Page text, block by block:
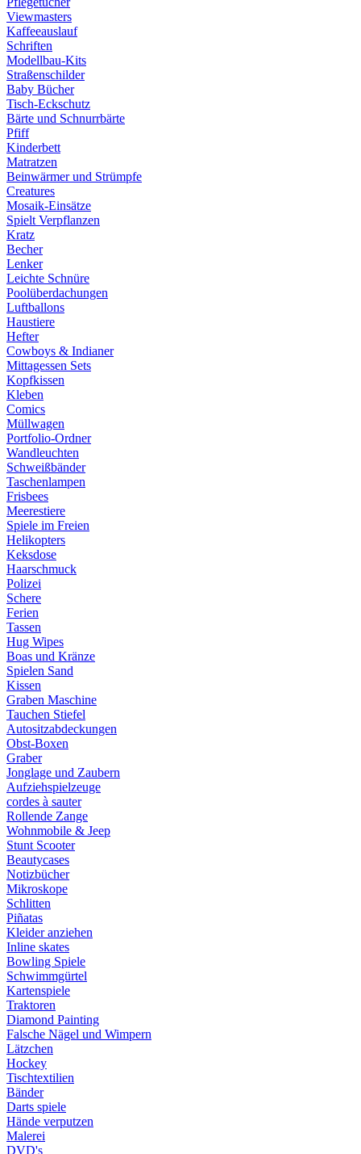
Viewmasters
Kaffeeauslauf
Schriften
Modellbau-Kits
Straßenschilder
Baby Bücher
Tisch-Eckschutz
Bärte und Schnurrbärte
Pfiff
Kinderbett
Matratzen
Beinwärmer und Strümpfe
Creatures
Mosaik-Einsätze
Spielt Verpflanzen
Kratz
Becher
Lenker
Leichte Schnüre
Poolüberdachungen
Luftballons
Haustiere
Hefter
Cowboys & Indianer
Mittagessen Sets
Kopfkissen
Kleben
Comics
Müllwagen
Portfolio-Ordner
Wandleuchten
Schweißbänder
Taschenlampen
Frisbees
Meerestiere
Spiele im Freien
Helikopters
Keksdose
Haarschmuck
Polizei
Schere
Ferien
Tassen
Hug Wipes
Boas und Kränze
Spielen Sand
Kissen
Graben Maschine
Tauchen Stiefel
Autositzabdeckungen
Obst-Boxen
Graber
Jonglage und Zaubern
Aufziehspielzeuge
cordes à sauter
Rollende Zange
Wohnmobile & Jeep
Stunt Scooter
Beautycases
Notizbücher
Mikroskope
Schlitten
Piñatas
Kleider anziehen
Inline skates
Bowling Spiele
Schwimmgürtel
Kartenspiele
Traktoren
Diamond Painting
Falsche Nägel und Wimpern
Lätzchen
Hockey
Tischtextilien
Bänder
Darts spiele
Hände verputzen
Malerei
DVD's